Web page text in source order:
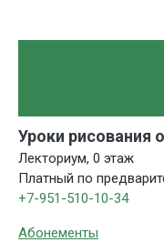
Уроки рисования
Лекториум, 0 этаж
Платный по
+7-951-510-10-34
Абонементы